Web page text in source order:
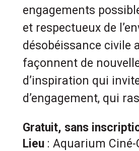
engagements
et respectueux de
désobéissance civile
façonnent de
d’inspiration qui
d’engagement, qui
Gratuit, sans
Lieu : Aquarium